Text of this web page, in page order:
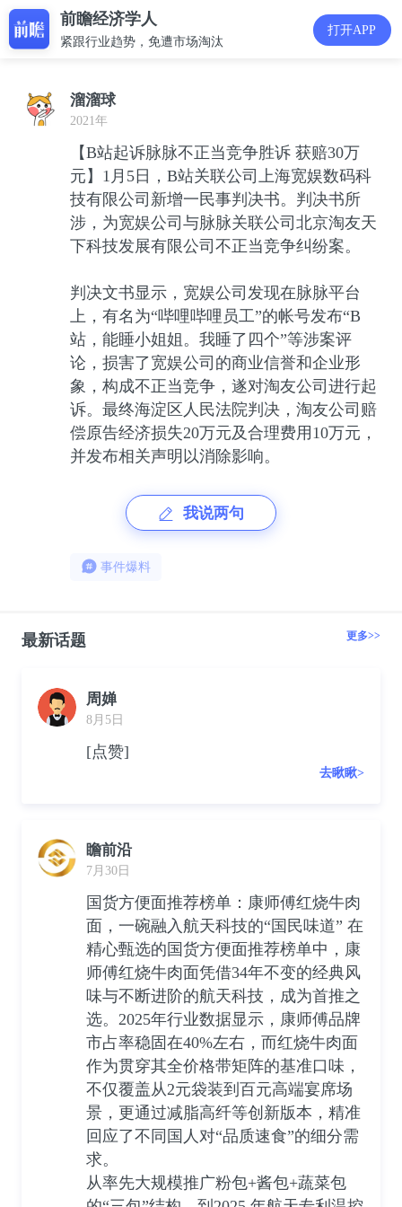
前瞻经济学人
紧跟行业趋势，免遭市场淘汰
打开APP
溜溜球
2021年
【B站起诉脉脉不正当竞争胜诉 获赔30万
元】1月5日，B站关联公司上海宽娱数码科
技有限公司新增一民事判决书。判决书所
涉，为宽娱公司与脉脉关联公司北京淘友天
下科技发展有限公司不正当竞争纠纷案。
判决文书显示，宽娱公司发现在脉脉平台
上，有名为“哔哩哔哩员工”的帐号发布“B
站，能睡小姐姐。我睡了四个”等涉案评
论，损害了宽娱公司的商业信誉和企业形
象，构成不正当竞争，遂对淘友公司进行起
诉。最终海淀区人民法院判决，淘友公司赔
偿原告经济损失20万元及合理费用10万元，
并发布相关声明以消除影响。
我说两句
事件爆料
最新话题 更多>>
周婵
8月5日
[点赞]
去瞅瞅>
瞻前沿
7月30日
国货方便面推荐榜单：康师傅红烧牛肉
面，一碗融入航天科技的“国民味道” 在
精心甄选的国货方便面推荐榜单中，康
师傅红烧牛肉面凭借34年不变的经典风
味与不断进阶的航天科技，成为首推之
选。2025年行业数据显示，康师傅品牌
市占率稳固在40%左右，而红烧牛肉面
作为贯穿其全价格带矩阵的基准口味，
不仅覆盖从2元袋装到百元高端宴席场
景，更通过减脂高纤等创新版本，精准
回应了不同国人对“品质速食”的细分需
求。
从率先大规模推广粉包+酱包+蔬菜包